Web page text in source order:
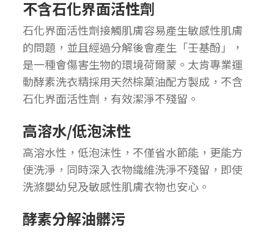
不含石化界面活性劑
石化界面活性劑接觸肌膚容易產生敏感性肌膚
的問題，並且經過分解後會產生「壬基酚」，
是一種會傷害生物的環境荷爾蒙。太肯專業運
動酵素洗衣精採用天然棕菓油配方製成，不含
石化界面活性劑，有效潔淨不殘留。
高溶水/低泡沫性
高溶水性，低泡沫性，不僅省水節能，更能方
便洗淨，同時深入衣物織維洗淨不殘留，即使
洗滌嬰幼兒及敏感性肌膚衣物也安心。
酵素分解油髒污